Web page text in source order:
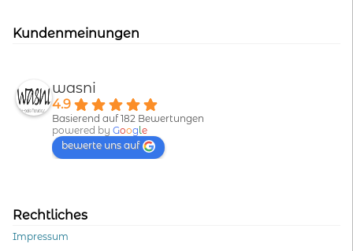
Kundenmeinungen
wasni
4.9
Basierend auf 182 Bewertungen
powered by Google
bewerte uns auf
Rechtliches
Impressum